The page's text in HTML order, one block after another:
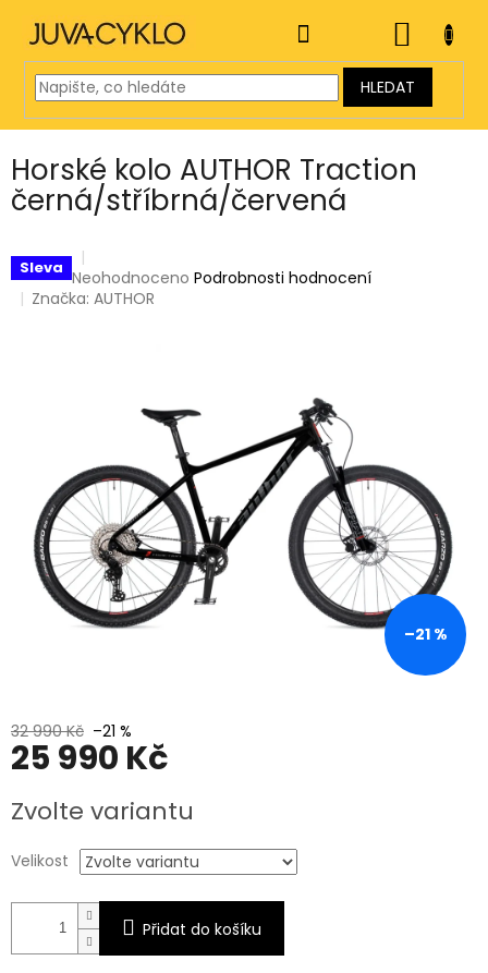
obsah
HLEDAT
KOŠÍK
Horské kolo AUTHOR Traction
černá/stříbrná/červená
Sleva Průměrné
hodnocení
hvězdiček.
Neohodnoceno Podrobnosti hodnocení
Značka:AUTHOR
–21 %
32 990 Kč –21 %
25 990 Kč
cena:
Zvolte variantu
Velikost
Přidat do košíku